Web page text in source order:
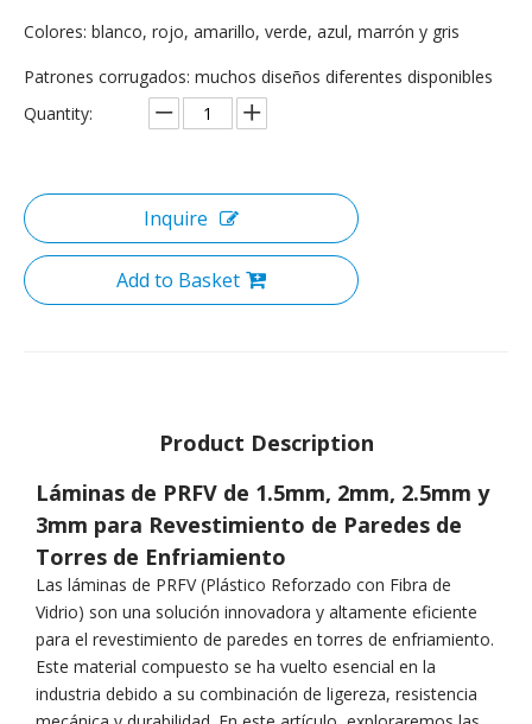
Colores: blanco, rojo, amarillo, verde, azul, marrón y gris
Patrones corrugados: muchos diseños diferentes disponibles
Quantity:
Inquire
Add to Basket
Product Description
Láminas de PRFV de 1.5mm, 2mm, 2.5mm y
3mm para Revestimiento de Paredes de
Torres de Enfriamiento
Las láminas de PRFV (Plástico Reforzado con Fibra de
Vidrio) son una solución innovadora y altamente eficiente
para el revestimiento de paredes en torres de enfriamiento.
Este material compuesto se ha vuelto esencial en la
industria debido a su combinación de ligereza, resistencia